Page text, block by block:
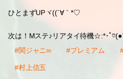
ひとまずUPヾ((´∀｀*♡
次は！Mステ♪リアタイ待機☆:*･ﾟ
#関ジャニ∞
#プレミアム
#村上信五